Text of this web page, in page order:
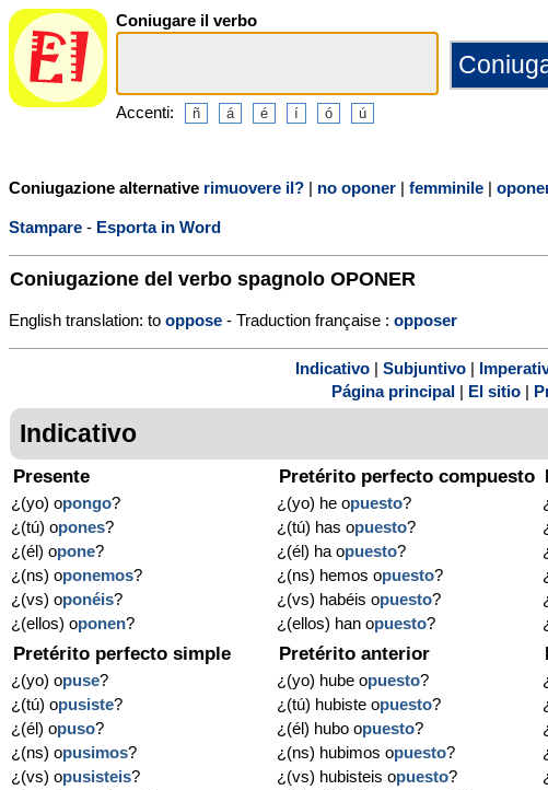
Coniugare il verbo
Accenti:
Coniugazione alternative rimuovere il? | no oponer | femminile |
Stampare - Esporta in Word
Coniugazione del verbo spagnolo OPONER
English translation: to oppose - Traduction française : opposer
Indicativo Subjuntivo
Página principal
El sitio
Indicativo
Presente
¿(yo) opongo?
¿(tú) opones?
¿(él) opone?
¿(ns) oponemos?
¿(vs) oponéis?
¿(ellos) oponen?
Pretérito perfecto compuesto
¿(yo) he opuesto?
¿(tú) has opuesto?
¿(él) ha opuesto?
¿(ns) hemos opuesto?
¿(vs) habéis opuesto?
¿(ellos) han opuesto?
Pretérito perfecto simple
¿(yo) opuse?
¿(tú) opusiste?
¿(él) opuso?
¿(ns) opusimos?
¿(vs) opusisteis?
Pretérito anterior
¿(yo) hube opuesto?
¿(tú) hubiste opuesto?
¿(él) hubo opuesto?
¿(ns) hubimos opuesto?
¿(vs) hubisteis opuesto?